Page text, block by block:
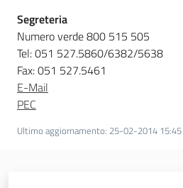
Segreteria
Numero verde 800 515 505
Tel: 051 527.5860/6382/5638
Fax: 051 527.5461
E-Mail
PEC
Ultimo aggiornamento: 25-02-2014 15:45